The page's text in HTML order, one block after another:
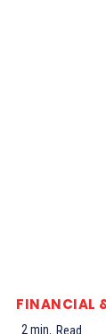
FINANCIAL
2min. Read